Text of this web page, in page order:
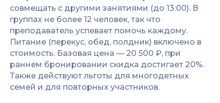
совмещать с другими занятиями (до 13:00). В
группах не более 12 человек, так что
преподаватель успевает помочь каждому.
Питание (перекус, обед, полдник) включено в
стоимость. Базовая цена — 20 500 ₽, при
раннем бронировании скидка достигает 20%.
Также действуют льготы для многодетных
семей и для повторных участников.